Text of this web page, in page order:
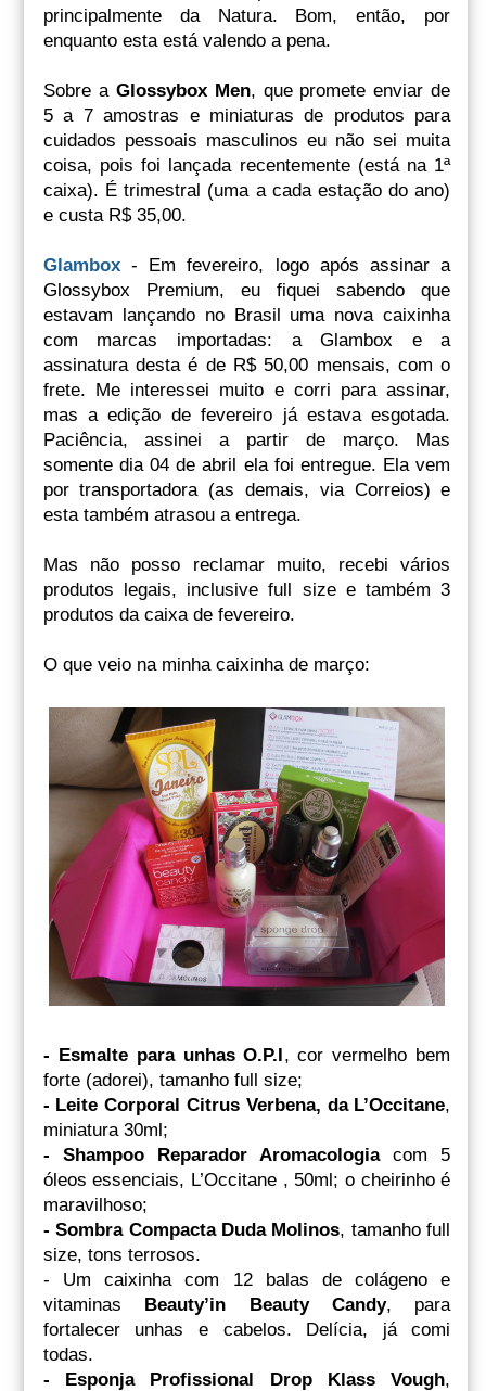
principalmente da Natura. Bom, então, por
enquanto esta está valendo a pena.
Sobre a Glossybox Men, que promete enviar de
5 a 7 amostras e miniaturas de produtos para
cuidados pessoais masculinos eu não sei muita
coisa, pois foi lançada recentemente (está na 1ª
caixa). É trimestral (uma a cada estação do ano)
e custa R$ 35,00.
Glambox- Em fevereiro, logo após assinar a
Glossybox Premium, eu fiquei sabendo que
estavam lançando no Brasil uma nova caixinha
com marcas importadas: a Glambox e a
assinatura desta é de R$ 50,00 mensais, com o
frete. Me interessei muito e corri para assinar,
mas a edição de fevereiro já estava esgotada.
Paciência, assinei a partir de março. Mas
somente dia 04 de abril ela foi entregue. Ela vem
por transportadora (as demais, via Correios) e
esta também atrasou a entrega.
Mas não posso reclamar muito, recebi vários
produtos legais, inclusive full size e também 3
produtos da caixa de fevereiro.
O que veio na minha caixinha de março:
- Esmalte para unhas O.P.I, cor vermelho bem
forte (adorei), tamanho full size;
- Leite Corporal Citrus Verbena, da L’Occitane,
miniatura 30ml;
- Shampoo Reparador Aromacologiacom 5
óleos essenciais, L’Occitane , 50ml; o cheirinho é
maravilhoso;
- Sombra Compacta Duda Molinos, tamanho full
size, tons terrosos.
- Um caixinha com 12 balas de colágeno e
vitaminas Beauty’in Beauty Candy, para
fortalecer unhas e cabelos. Delícia, já comi
todas.
- Esponja Profissional Drop Klass Vough,